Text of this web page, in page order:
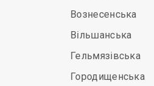
Вознесенська
Вільшанська
Гельмязівська
Городищенська